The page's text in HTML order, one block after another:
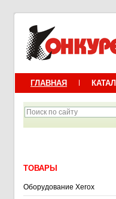
ГЛАВНАЯ
ТОВАРЫ
Оборудование Xerox